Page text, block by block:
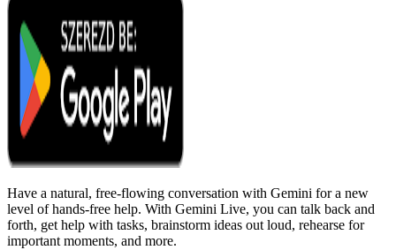
Have a natural, free-flowing conversation with Gemini for a new
level of hands-free help. With Gemini Live, you can talk back and
forth, get help with tasks, brainstorm ideas out loud, rehearse for
important moments, and more.